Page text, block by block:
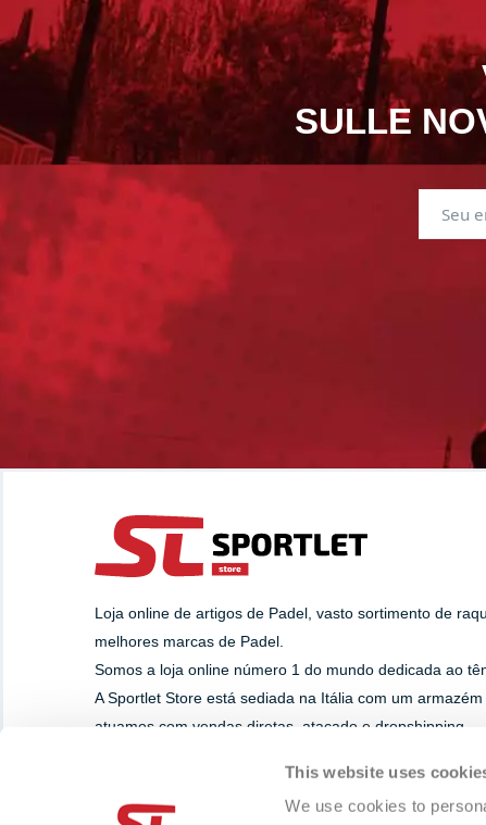
This website uses
We use cookies to
SULLE
Loja online de artigos de Padel, vasto sortimento de
melhores marcas de Padel.
Somos a loja online número 1 do mundo dedicada ao
A Sportlet Store está sediada na Itália com um
atuamos com vendas diretas, atacado e dropshipping.
Whatsapp